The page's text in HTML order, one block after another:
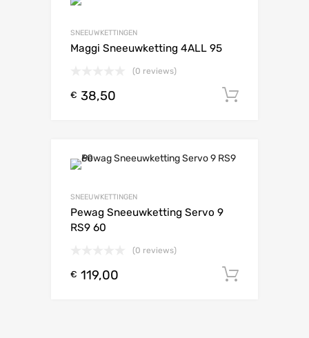
SNEEUWKETTINGEN
Maggi Sneeuwketting 4ALL 95
(0 reviews)
€ 38,50
SNEEUWKETTINGEN
Pewag Sneeuwketting Servo 9
RS9 60
(0 reviews)
€ 119,00